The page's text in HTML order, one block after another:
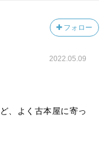
り面白くないな……
（なかんずく高野悦
、そういえば「され
てはやめてを繰り返
フォロー
2022.05.09
、よく古本屋に寄っ